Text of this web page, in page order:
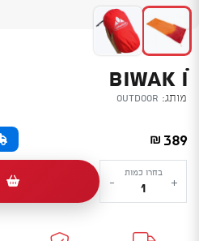
מותג: Outdoor
₪ 389
+
כמות
של
Iׂׂ
בחרו כמות
-